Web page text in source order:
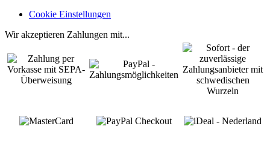
Cookie Einstellungen
Wir akzeptieren Zahlungen mit...